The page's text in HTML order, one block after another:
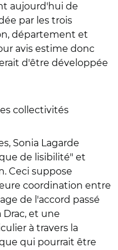
aujourd'hui de
par les trois
département et
avis estime donc
d'être développée
collectivités
Sonia Lagarde
de lisibilité" et
Ceci suppose
coordination entre
de l'accord passé
et une
à travers la
qui pourrait être